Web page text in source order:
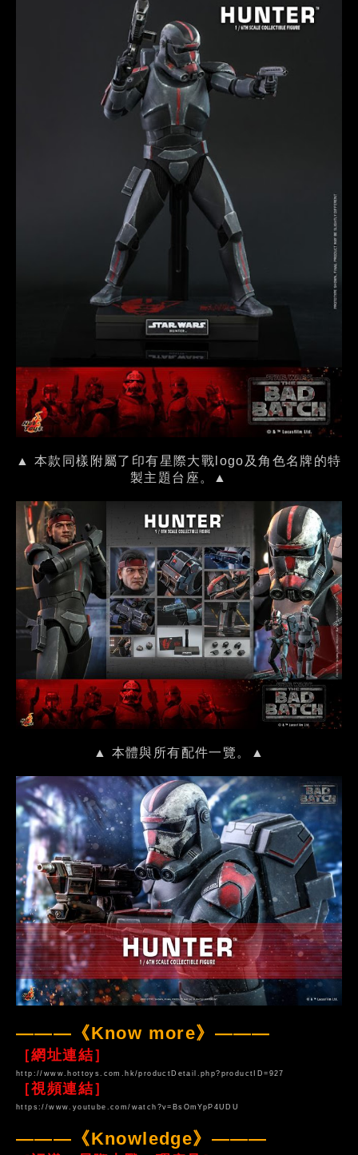
▲ 本款同樣附屬了印有星際大戰logo及角色名牌的特
製主題台座。▲
▲ 本體與所有配件一覽。▲
———《Know more》———
［網址連結］
http://www.hottoys.com.hk/productDetail.php?productID=927
［視頻連結］
https://www.youtube.com/watch?v=BsOmYpP4UDU
———《Knowledge》———